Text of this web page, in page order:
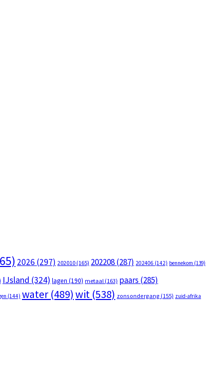
2026 (297) 202010 (165) 202208(287) 202406 (142) bennekom (139)
IJsland (324) lagen (190) metaal (163) paars (285)
(144) water (489)wit (538) zonsondergang (155) zuid-afrika